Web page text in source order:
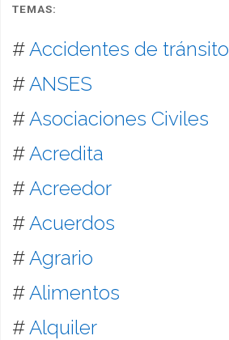
TEMAS:
#Accidentes de tránsito
#ANSES
#Asociaciones Civiles
#Acredita
#Acreedor
#Acuerdos
#Agrario
#Alimentos
#Alquiler